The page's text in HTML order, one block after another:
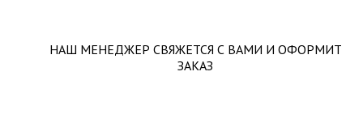
НАШ МЕНЕДЖЕР СВЯЖЕТСЯ С ВАМИ И ОФОРМИТ
ЗАКАЗ